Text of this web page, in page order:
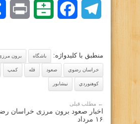
Telegram
Facebook
Balatarin
منطبق با کلیدواژه: باشگاه برون
خراسان رضوي صعود قله كمپ
كوهنوردي نيشابور
← مطلب قبلی
اخبار صعود برون مرزی خراسان
۱۶ مرداد